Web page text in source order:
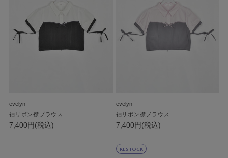
evelyn
袖リボン襟ブラウス
7,400円(税込)
evelyn
袖リボン襟ブラウス
7,400円(税込)
RESTOCK